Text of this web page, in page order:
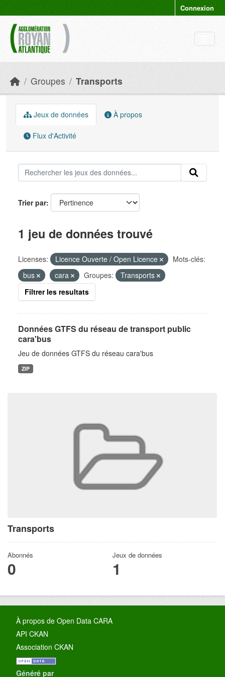
Connexion
Groupes Transports
Transports
Abonnés
0
Jeux de données
1
Jeux de données À propos
Flux d'Activité
Trier par
1 jeu de données trouvé
Licenses: Licence Ouverte / Open Licence
Mots-clés:
bus
cara Groupes:
Transports
Filtrer les resultats
Données GTFS du réseau de transport public
cara'bus
Jeu de données GTFS du réseau cara'bus
ZIP
À propos de Open Data CARA
API CKAN
Association CKAN
Généré par